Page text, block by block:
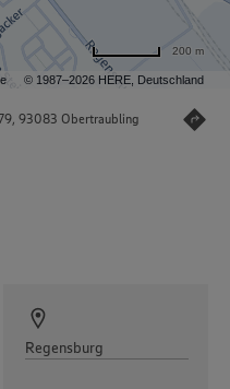
© 1987–2026 HERE, Deutschland
200 m
93083 Obertraubling
Regensburg